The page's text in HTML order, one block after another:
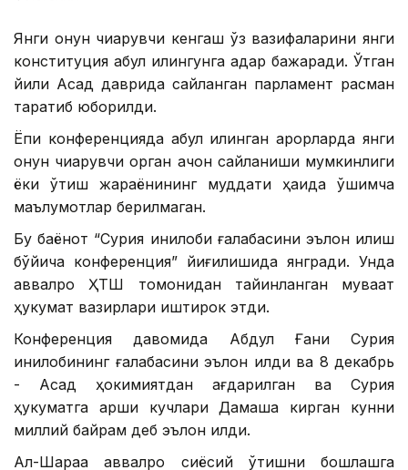
Янги қонун чиқарувчи кенгаш ўз вазифаларини янги
конституция қабул қилингунга қадар бажаради. Ўтган
йили Асад даврида сайланган парламент расман
тарқатиб юборилди.
Ёпиқ конференцияда қабул қилинган қарорларда янги
қонун чиқарувчи орган қачон сайланиши мумкинлиги
ёки ўтиш жараёнининг муддати ҳақида қўшимча
маълумотлар берилмаган.
Бу баёнот “Сурия инқилоби ғалабасини эълон қилиш
бўйича конференция” йиғилишида янгради. Унда
аввалроқ ҲТШ томонидан тайинланган муваққат
ҳукумат вазирлари иштирок этди.
Конференция давомида Абдул Ғани Сурия
инқилобининг ғалабасини эълон қилди ва 8 декабрь
- Асад ҳокимиятдан ағдарилган ва Сурия
ҳукуматга қарши кучлари Дамашққа кирган кунни
миллий байрам деб эълон қилди.
Ал-Шараа аввалроқ сиёсий ўтишни бошлашга